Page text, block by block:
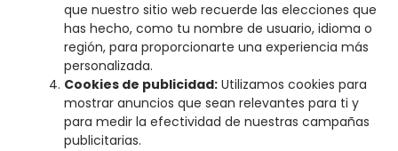
que nuestro sitio web recuerde las elecciones que
has hecho, como tu nombre de usuario, idioma o
región, para proporcionarte una experiencia más
personalizada.
Cookies de publicidad: Utilizamos cookies para
mostrar anuncios que sean relevantes para ti y
para medir la efectividad de nuestras campañas
publicitarias.